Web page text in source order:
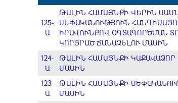
125-
Ա
ԹԱԼԻՆ ՀԱՄԱՅՆՔԻ ՎԵՐԻՆ
ՍԵՓԱԿԱՆՈՒԹՅՈՒՆ
ԻՐԱՎՈՒՆՔՈՎ ՕԳՏԱԳՈՐԾՄԱՆ
ԿՈՐՑՐԱԾ ՃԱՆԱՉԵԼՈՒ ՄԱՍԻՆ
124-
Ա
ԹԱԼԻՆ ՀԱՄԱՅՆՔԻ
ՄԱՍԻՆ
123-
Ա
ԹԱԼԻՆ ՀԱՄԱՅՆՔԻ
ՄԱՍԻՆ